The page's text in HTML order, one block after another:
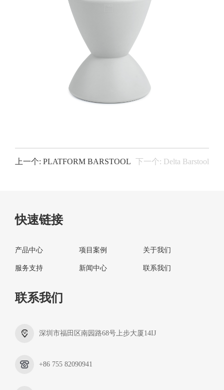
上一个: PLATFORM BARSTOOL 下一个: Delta Barstool
快速链接
产品中心 项目案例 关于我们
服务支持 新闻中心 联系我们
联系我们
深圳市福田区南园路68号上步大厦14IJ
+86 755 82090941